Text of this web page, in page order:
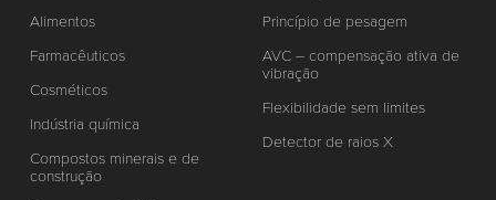
Alimentos
Farmacêuticos
Cosméticos
Indústria química
Compostos minerais e de
construção
Princípio de pesagem
AVC – compensação ativa de
vibração
Flexibilidade sem limites
Detector de raios X